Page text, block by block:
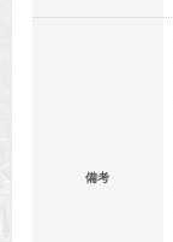
備考